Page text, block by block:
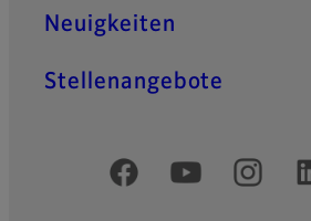
Neuigkeiten
Stellenangebote
Offizielle soziale Medien